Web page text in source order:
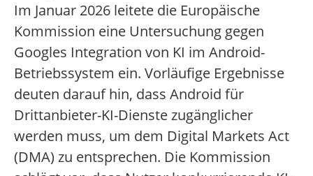
Im Januar 2026 leitete die Europäische
Kommission eine Untersuchung gegen
Googles Integration von KI im Android-
Betriebssystem ein. Vorläufige Ergebnisse
deuten darauf hin, dass Android für
Drittanbieter-KI-Dienste zugänglicher
werden muss, um dem Digital Markets Act
(DMA) zu entsprechen. Die Kommission